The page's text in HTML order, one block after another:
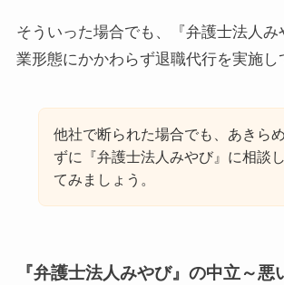
そういった場合でも、『弁護士法人み
業形態にかかわらず退職代行を実施し
他社で断られた場合でも、あきらめ
ずに『弁護士法人みやび』に相談し
てみましょう。
『弁護士法人みやび』の中立～悪